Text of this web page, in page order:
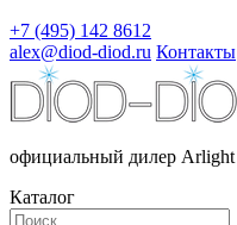
+7 (495) 142 8612
alex@diod-diod.ru Контакты
официальный дилер Arlight
Каталог